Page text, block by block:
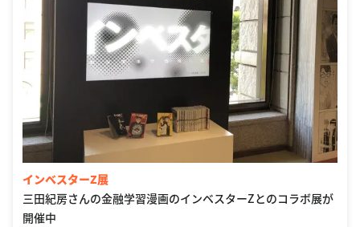
インベスターZ展
三田紀房さんの金融学習漫画のインベスターZとのコラボ展が
開催中